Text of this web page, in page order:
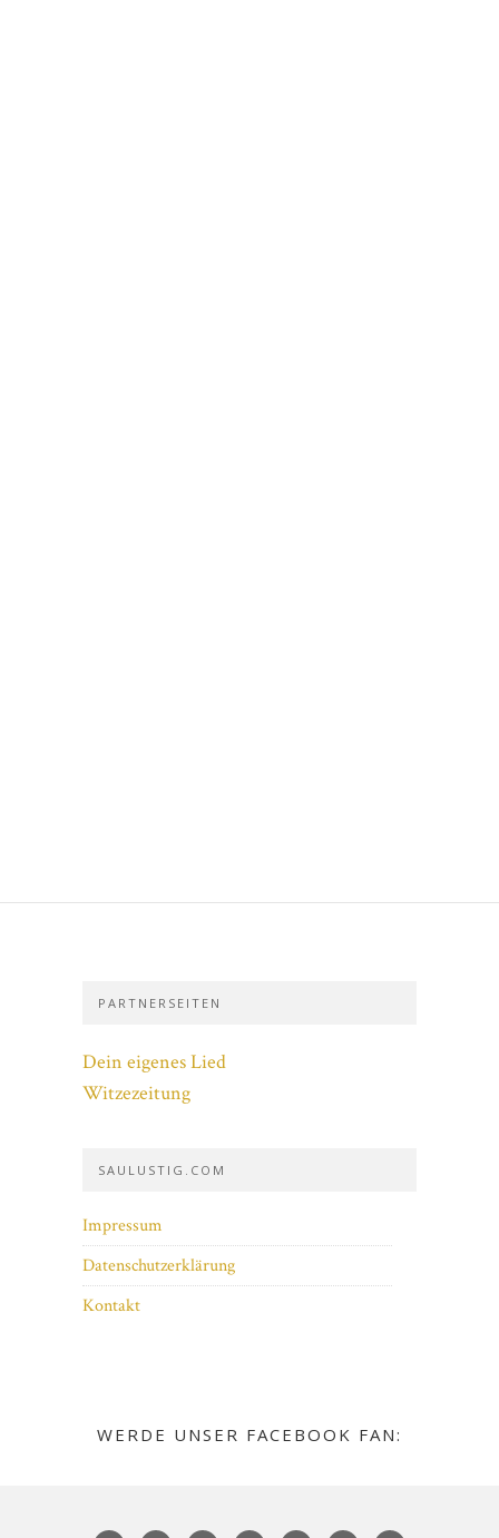
PARTNERSEITEN
Dein eigenes Lied
Witzezeitung
SAULUSTIG.COM
Impressum
Datenschutzerklärung
Kontakt
WERDE UNSER FACEBOOK FAN: